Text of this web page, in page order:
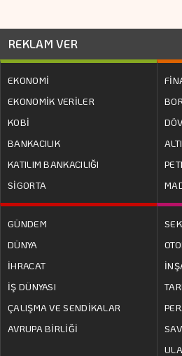
REKLAM VER
EKONOMİ
EKONOMİK VERİLER
KOBİ
BANKACILIK
KATILIM BANKACILIĞI
SİGORTA
GÜNDEM
DÜNYA
İHRACAT
İŞ DÜNYASI
ÇALIŞMA VE SENDİKALAR
AVRUPA BİRLİĞİ